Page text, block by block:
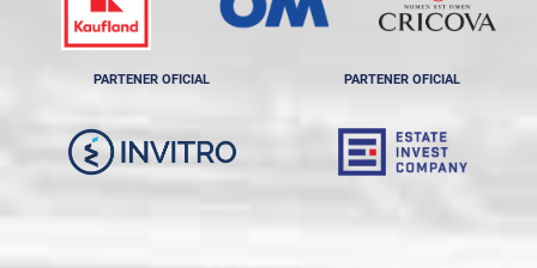
PARTENER OFICIAL PARTENER OFICIAL